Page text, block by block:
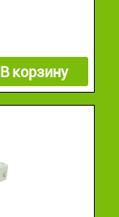
В корзину